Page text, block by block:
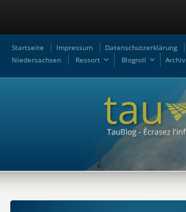
Startseite Impressum Datenschutzerklärung
Niedersachsen
Ressort Blogroll Archiv